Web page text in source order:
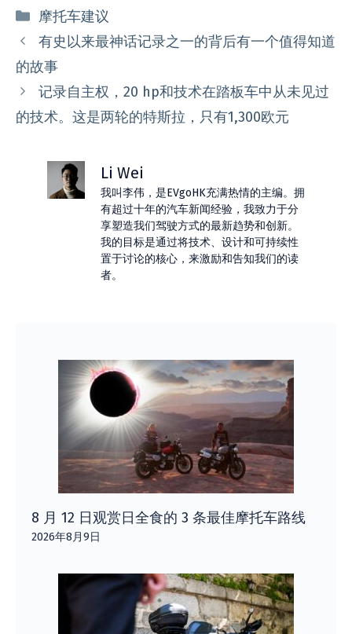
分
类
摩托车建议
有史以来最神话记录之一的背后有一个值得知道
的故事
记录自主权，20 hp和技术在踏板车中从未见过
的技术。这是两轮的特斯拉，只有1,300欧元
Li Wei
我叫李伟，是EVgoHK充满热情的主编。拥
有超过十年的汽车新闻经验，我致力于分
享塑造我们驾驶方式的最新趋势和创新。
我的目标是通过将技术、设计和可持续性
置于讨论的核心，来激励和告知我们的读
者。
8 月 12 日观赏日全食的 3 条最佳摩托车路线
2026年8月9日